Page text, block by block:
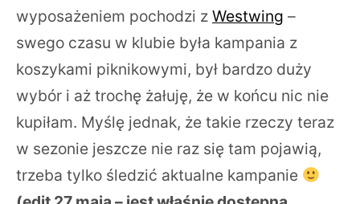
wyposażeniem pochodzi z Westwing –
swego czasu w klubie była kampania z
koszykami piknikowymi, był bardzo duży
wybór i aż trochę żałuję, że w końcu nic nie
kupiłam. Myślę jednak, że takie rzeczy teraz
w sezonie jeszcze nie raz się tam pojawią,
trzeba tylko śledzić aktualne kampanie